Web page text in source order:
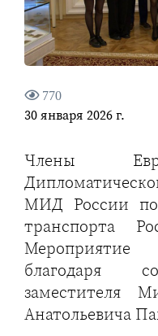
770
30 января 2026 г.
Члены
МИД России
транспорта
Мероприятие
благодаря
заместителя
Анатольевича